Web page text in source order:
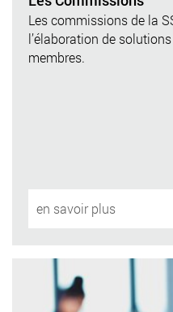
Les commissions de la
l’élaboration de
membres.
en savoir plus